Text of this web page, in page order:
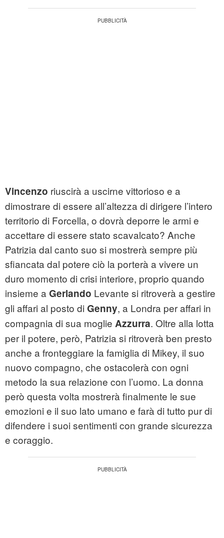
Vincenzo riuscirà a uscirne vittorioso e a
dimostrare di essere all’altezza di dirigere l’intero
territorio di Forcella, o dovrà deporre le armi e
accettare di essere stato scavalcato? Anche
Patrizia dal canto suo si mostrerà sempre più
sfiancata dal potere ciò la porterà a vivere un
duro momento di crisi interiore, proprio quando
insieme a Gerlando Levante si ritroverà a gestire
gli affari al posto di Genny, a Londra per affari in
compagnia di sua moglie Azzurra. Oltre alla lotta
per il potere, però, Patrizia si ritroverà ben presto
anche a fronteggiare la famiglia di Mikey, il suo
nuovo compagno, che ostacolerà con ogni
metodo la sua relazione con l’uomo. La donna
però questa volta mostrerà finalmente le sue
emozioni e il suo lato umano e farà di tutto pur di
difendere i suoi sentimenti con grande sicurezza
e coraggio.